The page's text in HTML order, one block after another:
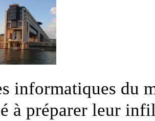
informatiques du
à préparer leur